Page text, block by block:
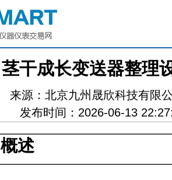
茎干成长变送器整理
来源： 北京九州晟欣科技有限
发布时间：2026-06-13
概述